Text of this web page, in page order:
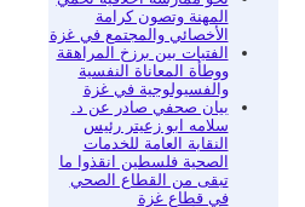
المهنة وتصون كرامة
الأخصائي والمجتمع في غزة
الفتيات بين برزخ المراهقة
ووطأة المعاناة النفسية
والفسيولوجية في غزة
بيان صحفي صادر عن د.
سلامه ابو زعيتر رئيس
النقابة العامة للخدمات
الصحية فلسطين انقذوا ما
تبقى من القطاع الصحي
في قطاع غزة